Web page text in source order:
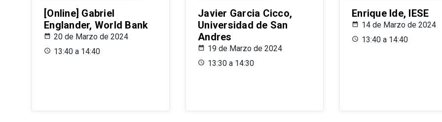
[Online] Gabriel
Englander, World Bank
20 de Marzo de 2024
13:40 a 14:40
Javier Garcia Cicco,
Universidad de San
Andres
19 de Marzo de 2024
13:30 a 14:30
Enrique Ide, IESE
14 de Marzo de 2024
13:40 a 14:40